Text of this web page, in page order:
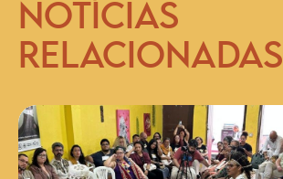
NOTÍCIAS
RELACIONADAS